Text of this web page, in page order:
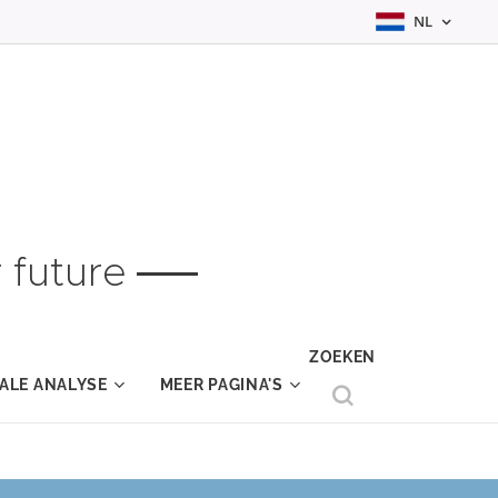
NL
future
ANALYSE MEER PAGINA'S
ZOEKEN